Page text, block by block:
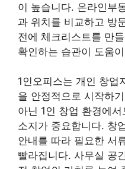
이 높습니다. 온라인부
과 위치를 비교하고 방
전에 체크리스트를 만
확인하는 습관이 도움
1인오피스는 개인 창업
을 안정적으로 시작하
아닌 1인 창업 환경에
소지가 중요합니다. 창
안내를 따라 필요한 서
빨라집니다. 사무실 공